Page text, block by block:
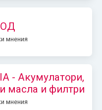
мнения
- Акумулатори,
масла и филтри
мнения